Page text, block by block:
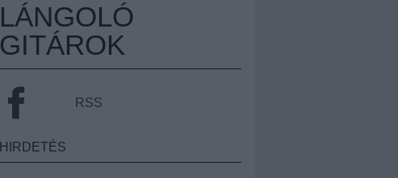
LÁNGOLÓ
GITÁROK
RSS
HIRDETÉS